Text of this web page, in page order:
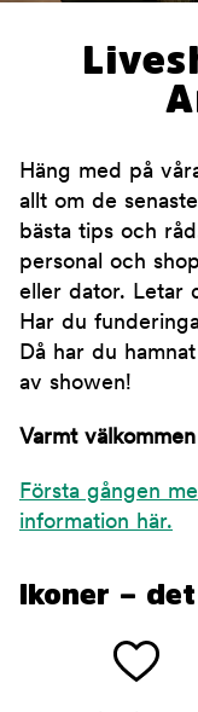
Häng med på
allt om de
bästa tips och
personal och
eller dator. Letar
Har du
Då har du
av showen!
Varmt
Första gången
information här.
Ikoner –